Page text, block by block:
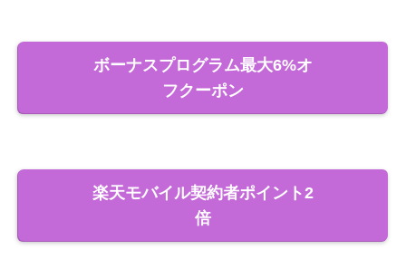
ボーナスプログラム最大6%オ
フクーポン
楽天モバイル契約者ポイント2
倍